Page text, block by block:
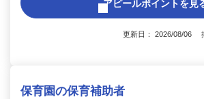
アピールポイントを見
更新日： 2026/08/06
保育園の保育補助者